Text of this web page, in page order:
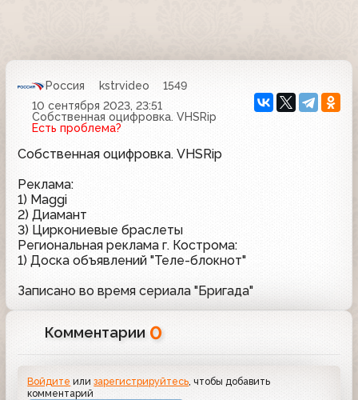
Россия kstrvideo
1549
10 сентября 2023, 23:51
Собственная оцифровка. VHSRip
Есть проблема?
Собственная оцифровка. VHSRip
Реклама:
1) Maggi
2) Диамант
3) Циркониевые браслеты
Региональная реклама г. Кострома:
1) Доска объявлений "Теле-блокнот"
Записано во время сериала "Бригада"
Комментарии 0
Войдите илизарегистрируйтесь , чтобы добавить
комментарий